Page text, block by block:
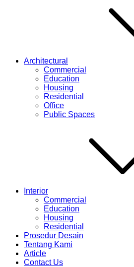
Architectural
Commercial
Education
Housing
Residential
Office
Public Spaces
Interior
Commercial
Education
Housing
Residential
Prosedur Desain
Tentang Kami
Article
Contact Us